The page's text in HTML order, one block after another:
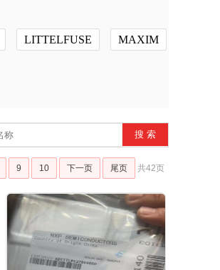
LITTELFUSE MAXIM
9 10 下一页 尾页 共42页